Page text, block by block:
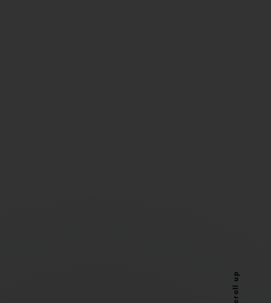
Scroll up